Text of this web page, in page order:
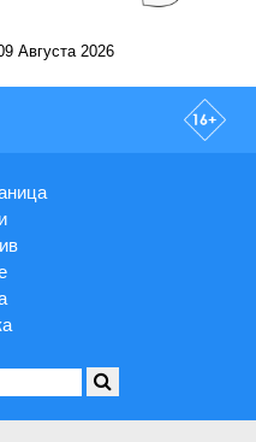
Августа 2026